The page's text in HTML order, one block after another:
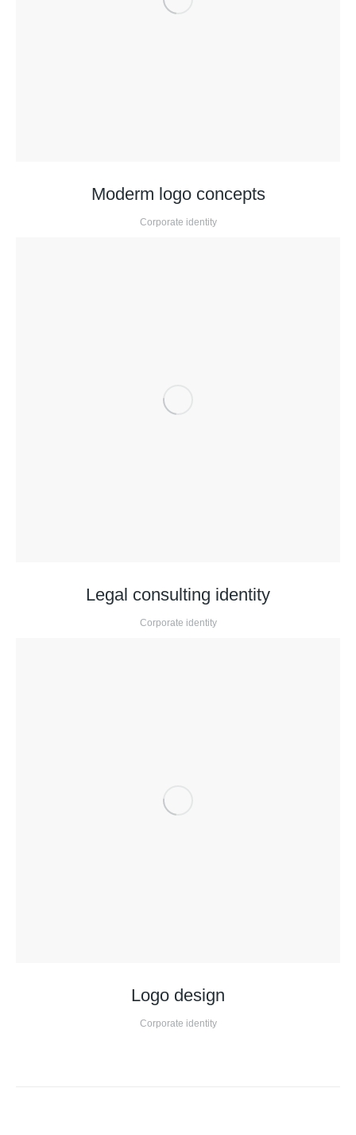
Moderm logo concepts
Corporate identity
Legal consulting identity
Corporate identity
Logo design
Corporate identity